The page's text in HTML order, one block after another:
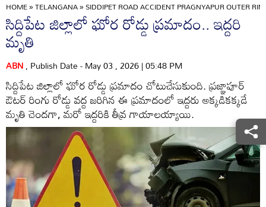
HOME»TELANGANA»SIDDIPET ROAD ACCIDENT PRAGNYAPUR OUTER
సిద్దిపేట జిల్లాలో ఘోర రోడ్డు ప్రమాదం.. ఇద్దరి
మృతి
ABN, Publish Date - May 03 , 2026 | 05:48 PM
సిద్దిపేట జిల్లాలో ఘోర రోడ్డు ప్రమాదం చోటుచేసుకుంది. ప్రజ్ఞాపూర్
ఔటర్ రింగు రోడ్డు వద్ద జరిగిన ఈ ప్రమాదంలో ఇద్దరు అక్కడికక్కడే
మృతి చెందగా, మరో ఇద్దరికి తీవ్ర గాయాలయ్యాయి.